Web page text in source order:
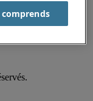
comprends